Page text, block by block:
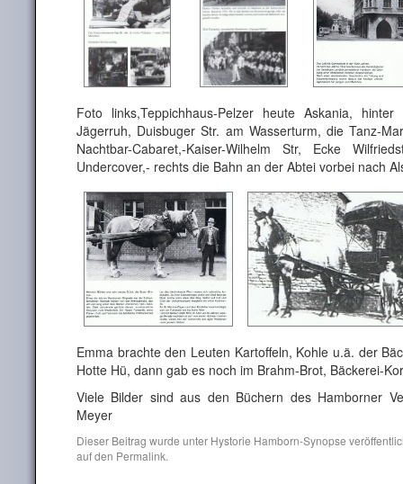
Foto links,Teppichhaus-Pelzer heute Askania,
Jägerruh, Duisbuger Str. am Wasserturm, die Tanz-
Nachtbar-Cabaret,-Kaiser-Wilhelm Str, Ecke
Undercover,- rechts die Bahn an der Abtei vorbei nach
Emma brachte den Leuten Kartoffeln, Kohle u.ä. der
Hotte Hü, dann gab es noch im Brahm-Brot, Bäckerei-
Viele Bilder sind aus den Büchern des Hamborner
Meyer
Dieser Beitrag wurde unter Hystorie Hamborn-Synopse
auf den Permalink.